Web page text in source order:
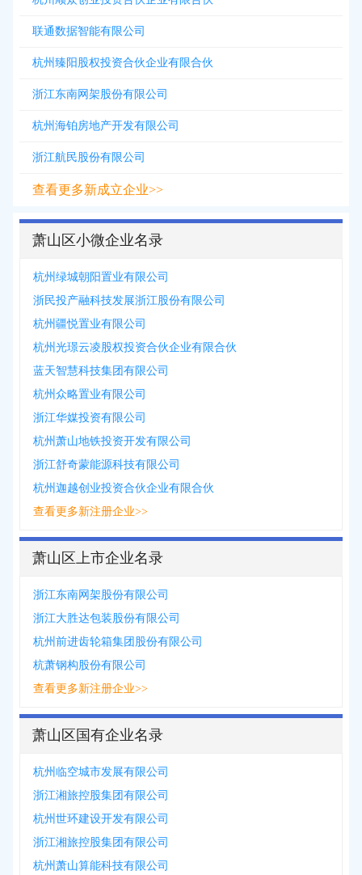
联通数据智能有限公司
杭州臻阳股权投资合伙企业有限合伙
浙江东南网架股份有限公司
杭州海铂房地产开发有限公司
浙江航民股份有限公司
查看更多新成立企业>>
萧山区小微企业名录
杭州绿城朝阳置业有限公司
浙民投产融科技发展浙江股份有限公司
杭州疆悦置业有限公司
杭州光璟云凌股权投资合伙企业有限合伙
蓝天智慧科技集团有限公司
杭州众略置业有限公司
浙江华媒投资有限公司
杭州萧山地铁投资开发有限公司
浙江舒奇蒙能源科技有限公司
杭州迦越创业投资合伙企业有限合伙
查看更多新注册企业>>
萧山区上市企业名录
浙江东南网架股份有限公司
浙江大胜达包装股份有限公司
杭州前进齿轮箱集团股份有限公司
杭萧钢构股份有限公司
查看更多新注册企业>>
萧山区国有企业名录
杭州临空城市发展有限公司
浙江湘旅控股集团有限公司
杭州世环建设开发有限公司
浙江湘旅控股集团有限公司
杭州萧山算能科技有限公司